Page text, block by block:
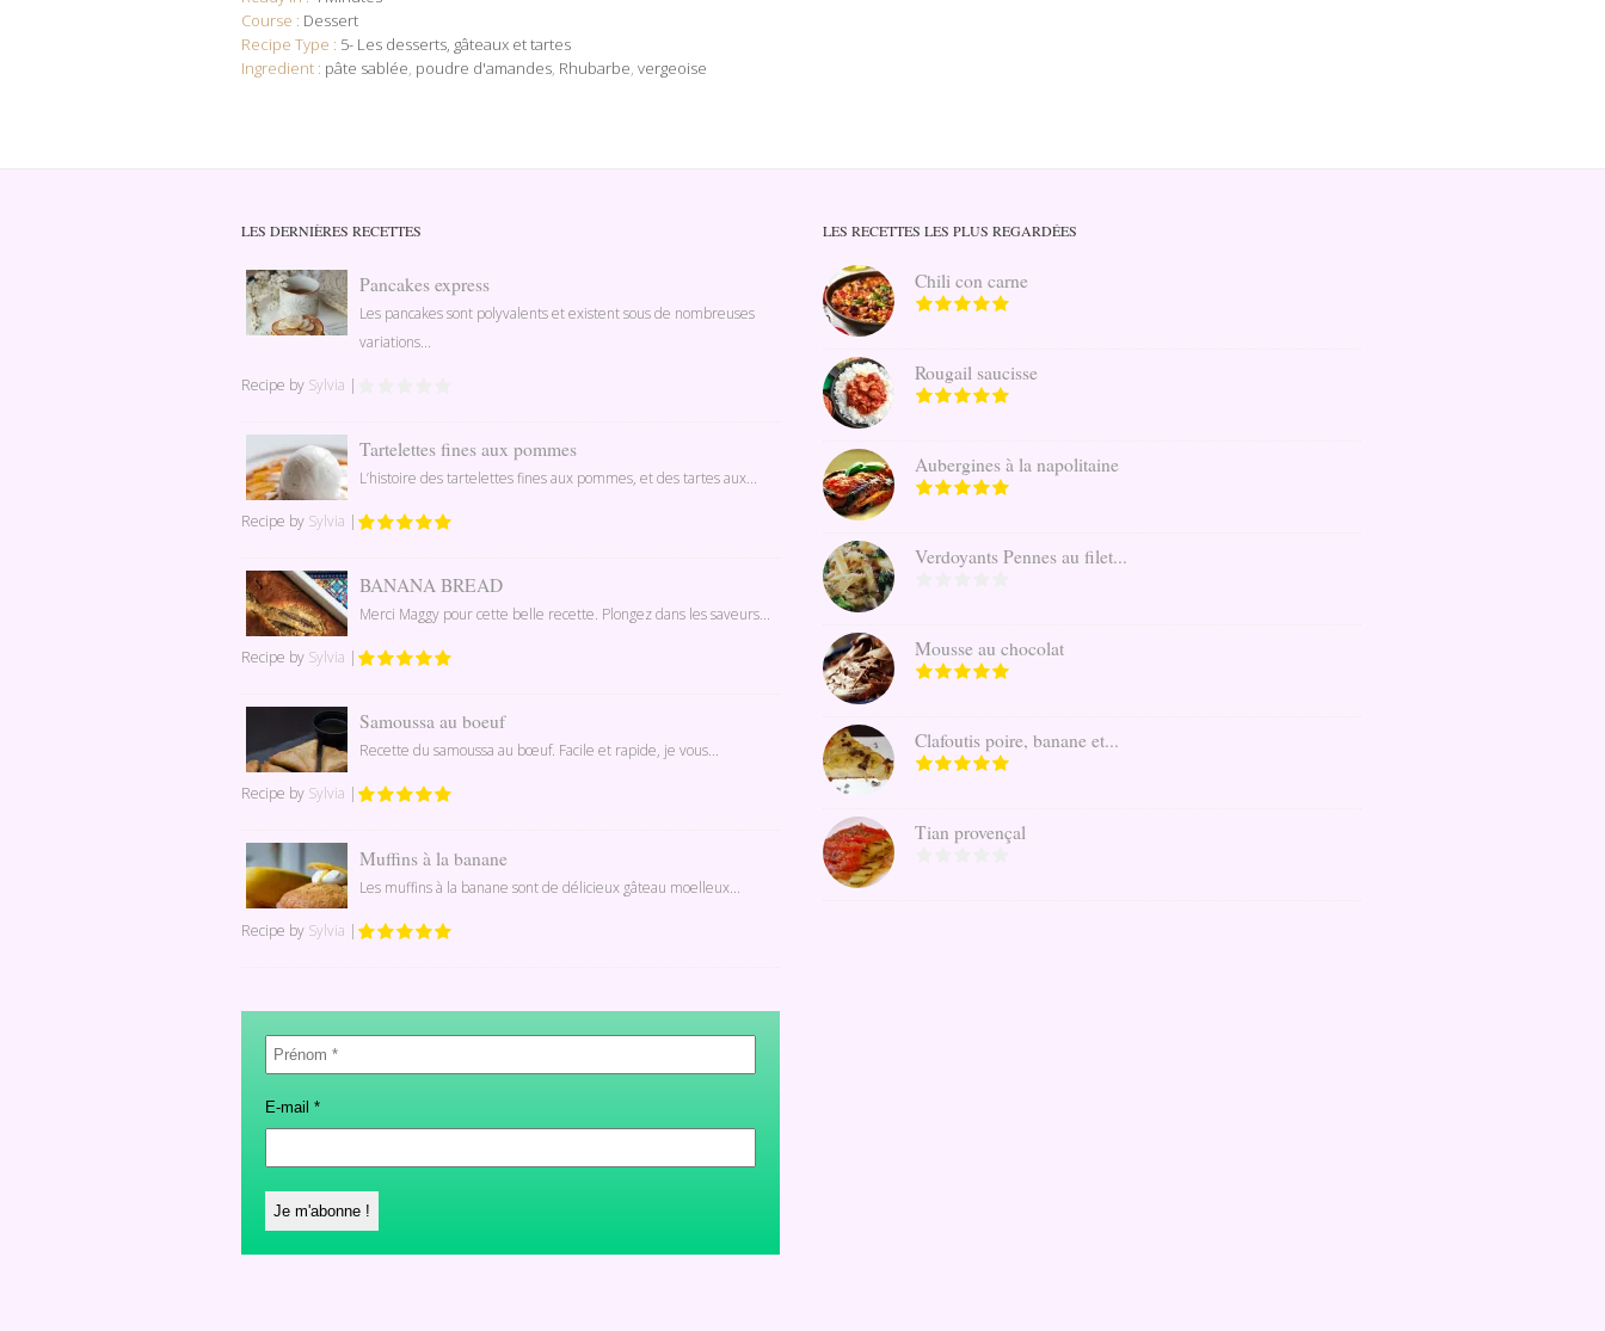
Course : Dessert
Recipe Type : 5- Les desserts gâteaux et tartes
Ingredient : pâte sablée, poudre d'amandes, Rhubarbe, vergeoise
LES DERNIÈRES RECETTES
Pancakes express
Les pancakes sont polyvalents et existent sous de nombreuses
variations...
Recipe by Sylvia |
Tartelettes fines aux pommes
L’histoire des tartelettes fines aux pommes, et des tartes aux...
Recipe by Sylvia |
BANANA BREAD
Merci Maggy pour cette belle recette. Plongez dans les saveurs...
Recipe by Sylvia |
Samoussa au boeuf
Recette du samoussa au bœuf. Facile et rapide, je vous...
Recipe by Sylvia |
Muffins à la banane
Les muffins à la banane sont de délicieux gâteau moelleux...
Recipe by Sylvia |
Prénom
E-mail *
LES RECETTES LES PLUS REGARDÉES
Chili con carne
Rougail saucisse
Aubergines à la napolitaine
Verdoyants Pennes au filet...
Mousse au chocolat
Clafoutis poire, banane et...
Tian provençal